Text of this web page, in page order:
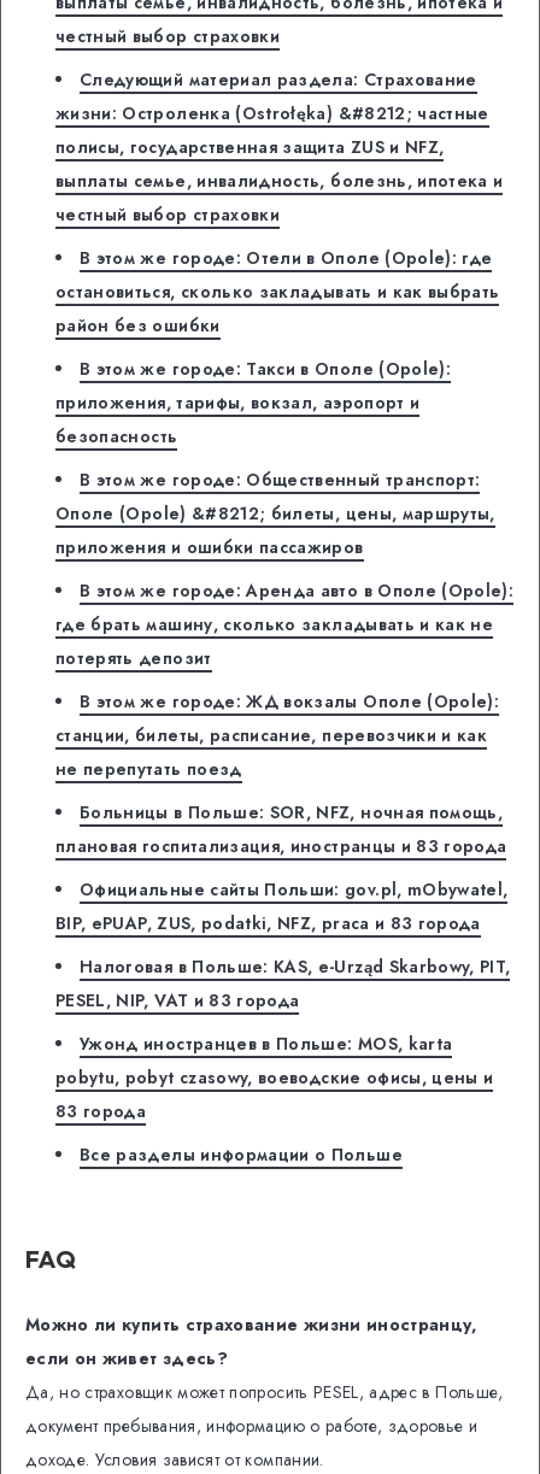
честный выбор страховки
Следующий материал раздела: Страхование
жизни: Остроленка (Ostrołęka) &#8212; частные
полисы, государственная защита ZUS и NFZ,
выплаты семье, инвалидность, болезнь, ипотека и
честный выбор страховки
В этом же городе: Отели в Ополе (Opole): где
остановиться, сколько закладывать и как выбрать
район без ошибки
В этом же городе: Такси в Ополе (Opole):
приложения, тарифы, вокзал, аэропорт и
безопасность
В этом же городе: Общественный транспорт:
Ополе (Opole) &#8212; билеты, цены, маршруты,
приложения и ошибки пассажиров
В этом же городе: Аренда авто в Ополе (Opole):
где брать машину, сколько закладывать и как не
потерять депозит
В этом же городе: ЖД вокзалы Ополе (Opole):
станции, билеты, расписание, перевозчики и как
не перепутать поезд
Больницы в Польше: SOR, NFZ, ночная помощь,
плановая госпитализация, иностранцы и 83 города
Официальные сайты Польши: gov.pl, mObywatel,
BIP, ePUAP, ZUS, podatki, NFZ, praca и 83 города
Налоговая в Польше: KAS, e-Urząd Skarbowy, PIT,
PESEL, NIP, VAT и 83 города
Ужонд иностранцев в Польше: MOS, karta
pobytu, pobyt czasowy, воеводские офисы, цены и
83 города
Все разделы информации о Польше
FAQ
Можно ли купить страхование жизни иностранцу,
если он живет здесь?
Да, но страховщик может попросить PESEL, адрес в Польше,
документ пребывания, информацию о работе, здоровье и
доходе. Условия зависят от компании.